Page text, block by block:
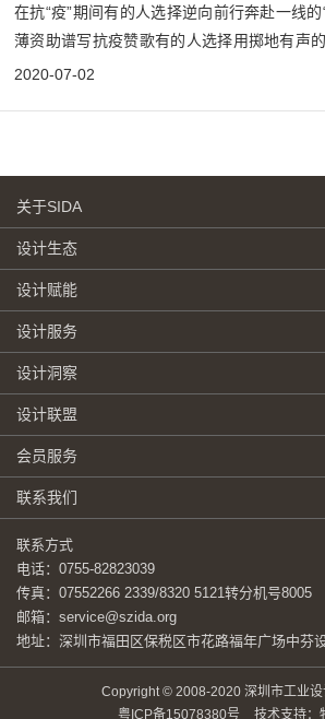
在抗“疫”期间有的人选择逆向前行奔赴一线
薄资助谱写抗疫赞歌有的人选择用掷地有声的
地做一个抗疫“倡导者”而有那么一群人选择用
2020-07-02
关于SIDA
设计生态
设计赋能
设计服务
设计洞察
设计联盟
会员服务
联系我们
联系方式
电话：0755-82823039
传真：07552266 2339/8320 5121转分机号8005
邮箱：service@szida.org
地址：深圳市福田区保税区市花路福年广场中芬
Copyright © 2008-2020 深圳市工业设
粤ICP备15078380号
技术支持：